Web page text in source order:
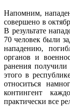
Напомним,
совершено в
В результате
70 человек были
нападению,
органов и
ранения
этого в
относиться
контингент
практически все